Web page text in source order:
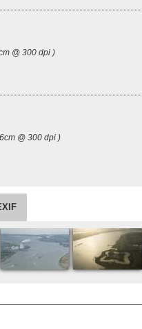
@ 300 dpi )
@ 300 dpi )